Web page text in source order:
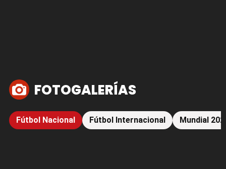
FOTOGALERÍAS
Fútbol Nacional Fútbol Internacional Mundial